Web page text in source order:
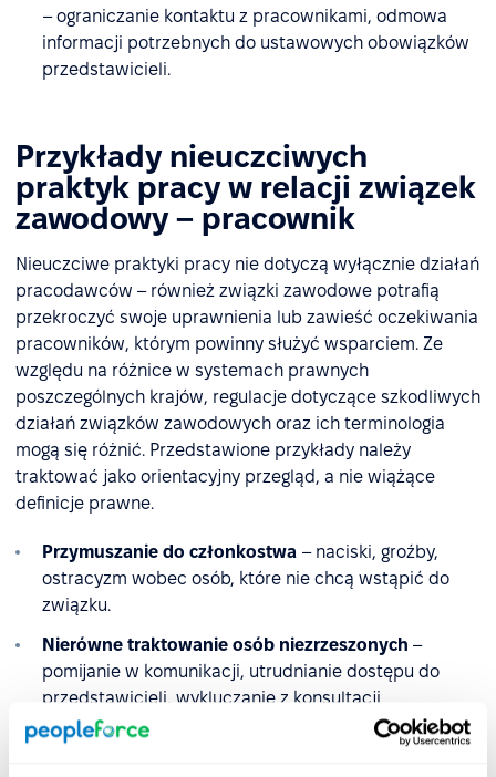
– ograniczanie kontaktu z pracownikami, odmowa
informacji potrzebnych do ustawowych obowiązków
przedstawicieli.
Przykłady nieuczciwych
praktyk pracy w relacji związek
zawodowy – pracownik
Nieuczciwe praktyki pracy nie dotyczą wyłącznie działań
pracodawców – również związki zawodowe potrafią
przekroczyć swoje uprawnienia lub zawieść oczekiwania
pracowników, którym powinny służyć wsparciem. Ze
względu na różnice w systemach prawnych
poszczególnych krajów, regulacje dotyczące szkodliwych
działań związków zawodowych oraz ich terminologia
mogą się różnić. Przedstawione przykłady należy
traktować jako orientacyjny przegląd, a nie wiążące
definicje prawne.
Przymuszanie do członkostwa – naciski, groźby,
ostracyzm wobec osób, które nie chcą wstąpić do
związku.
Nierówne traktowanie osób niezrzeszonych –
pomijanie w komunikacji, utrudnianie dostępu do
przedstawicieli, wykluczanie z konsultacji
dotyczących warunków pracy.